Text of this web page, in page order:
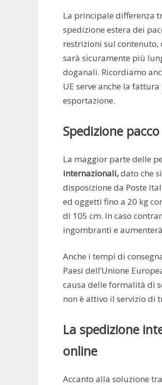
La principale differenza
spedizione estera dei
restrizioni sul contenuto,
sarà sicuramente più
doganali. Ricordiamo
UE serve anche la
esportazione.
Spedizione
La maggior parte delle
internazionali,dato che
disposizione da Poste
ed oggetti fino a 20 kg
di 105 cm. In caso
ingombranti e
Anche i tempi di
Paesi dell’Unione
causa delle formalità di
non è attivo il servizio di
La spedizione
online
Accanto alla soluzione